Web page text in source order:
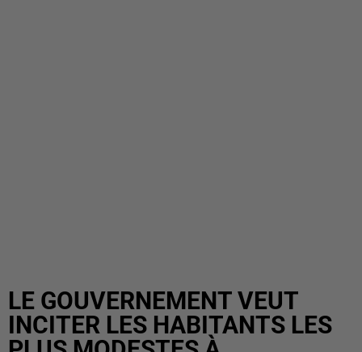
LE GOUVERNEMENT VEUT
INCITER LES HABITANTS LES